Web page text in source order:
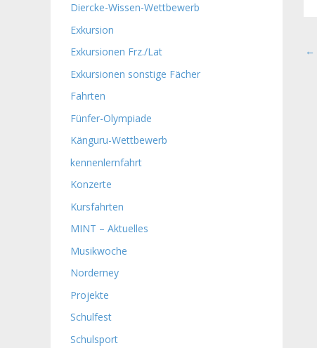
Diercke-Wissen-Wettbewerb
Exkursion
Exkursionen Frz./Lat
Exkursionen sonstige Fächer
Fahrten
Fünfer-Olympiade
Känguru-Wettbewerb
kennenlernfahrt
Konzerte
Kursfahrten
MINT – Aktuelles
Musikwoche
Norderney
Projekte
Schulfest
Schulsport
←